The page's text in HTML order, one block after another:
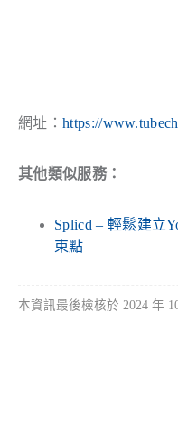
網址： https://
其他類似服務：
Splicd – 輕鬆建立
束點
本資訊最後檢核於 2024 年